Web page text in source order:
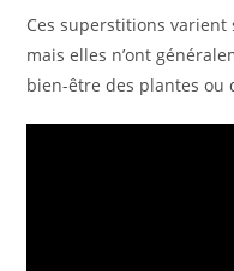
Ces superstitions
mais elles n’ont
bien-être des plantes ou